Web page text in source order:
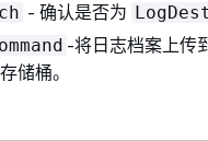
- 确认是否为
-将日志档案上传
储桶。